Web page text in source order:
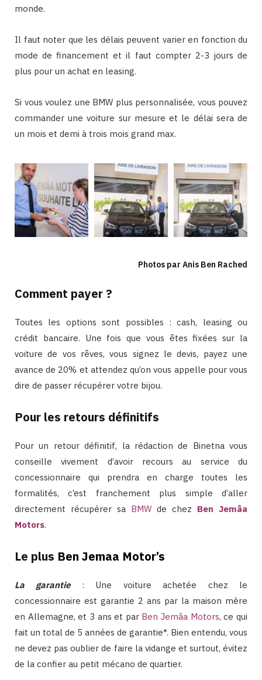
monde.
Il faut noter que les délais peuvent varier en fonction du
mode de financement et il faut compter 2-3 jours de
plus pour un achat en leasing.
Si vous voulez une BMW plus personnalisée, vous pouvez
commander une voiture sur mesure et le délai sera de
un mois et demi à trois mois grand max.
Photos par Anis Ben Rached
Comment payer ?
Toutes les options sont possibles : cash, leasing ou
crédit bancaire. Une fois que vous êtes fixées sur la
voiture de vos rêves, vous signez le devis, payez une
avance de 20% et attendez qu’on vous appelle pour vous
dire de passer récupérer votre bijou.
Pour les retours définitifs
Pour un retour définitif, la rédaction de Binetna vous
conseille vivement d’avoir recours au service du
concessionnaire qui prendra en charge toutes les
formalités, c’est franchement plus simple d’aller
directement récupérer sa BMW de chez Ben Jemâa
Motors.
Le plus Ben Jemaa Motor’s
La garantie : Une voiture achetée chez le
concessionnaire est garantie 2 ans par la maison mère
en Allemagne, et 3 ans et par Ben Jemâa Motors, ce qui
fait un total de 5 années de garantie*. Bien entendu, vous
ne devez pas oublier de faire la vidange et surtout, évitez
de la confier au petit mécano de quartier.